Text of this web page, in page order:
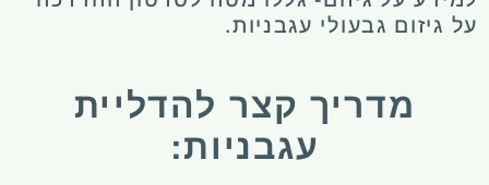
על גיזום גבעולי עגבניות.
מדריך קצר להדליית
עגבניות: